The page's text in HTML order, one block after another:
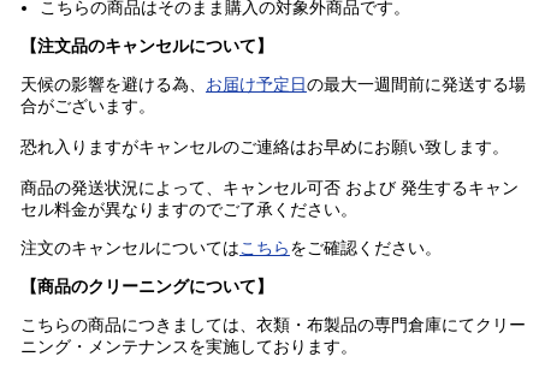
こちらの商品はそのまま購入の対象外商品です。
【注文品のキャンセルについて】
天候の影響を避ける為、 お届け予定日 の最大一週間前に発送する場
合がございます。
恐れ入りますがキャンセルのご連絡はお早めにお願い致します。
商品の発送状況によって、キャンセル可否 および 発生するキャン
セル料金が異なりますのでご了承ください。
注文のキャンセルについてはこちら をご確認ください。
【商品のクリーニングについて】
こちらの商品につきましては、衣類・布製品の専門倉庫にてクリー
ニング・メンテナンスを実施しております。